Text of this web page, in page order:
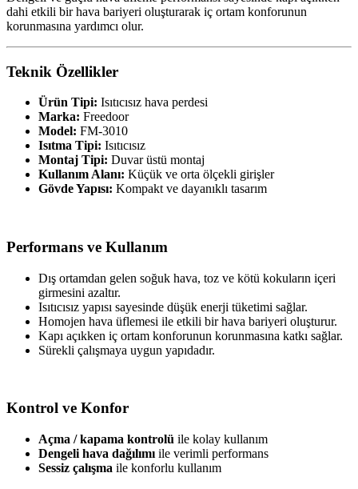
dahi etkili bir hava bariyeri oluşturarak iç ortam konforunun
korunmasına yardımcı olur.
Teknik Özellikler
Ürün Tipi: Isıtıcısız hava perdesi
Marka: Freedoor
Model: FM-3010
Isıtma Tipi: Isıtıcısız
Montaj Tipi: Duvar üstü montaj
Kullanım Alanı: Küçük ve orta ölçekli girişler
Gövde Yapısı: Kompakt ve dayanıklı tasarım
Performans ve Kullanım
Dış ortamdan gelen soğuk hava, toz ve kötü kokuların içeri
girmesini azaltır.
Isıtıcısız yapısı sayesinde düşük enerji tüketimi sağlar.
Homojen hava üflemesi ile etkili bir hava bariyeri oluşturur.
Kapı açıkken iç ortam konforunun korunmasına katkı sağlar.
Sürekli çalışmaya uygun yapıdadır.
Kontrol ve Konfor
Açma / kapama kontrolü ile kolay kullanım
Dengeli hava dağılımı ile verimli performans
Sessiz çalışma ile konforlu kullanım